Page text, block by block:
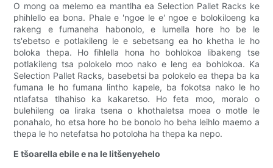
O mong oa melemo ea mantlha ea Selection Pallet Racks ke
phihlello ea bona. Phale e 'ngoe le e' ngoe e bolokiloeng ka
rakeng e fumaneha habonolo, e lumella hore ho be le
ts'ebetso e potlakileng le e sebetsang ea ho khetha le ho
boloka thepa. Ho fihlella hona ho bohlokoa libakeng tse
potlakileng tsa polokelo moo nako e leng ea bohlokoa. Ka
Selection Pallet Racks, basebetsi ba polokelo ea thepa ba ka
fumana le ho fumana lintho kapele, ba fokotsa nako le ho
ntlafatsa tlhahiso ka kakaretso. Ho feta moo, moralo o
bulehileng oa liraka tsena o khothaletsa moea o motle le
ponahalo, ho etsa hore ho be bonolo ho beha leihlo maemo a
thepa le ho netefatsa ho potoloha ha thepa ka nepo.
E tšoarella ebile e na le litšenyehelo